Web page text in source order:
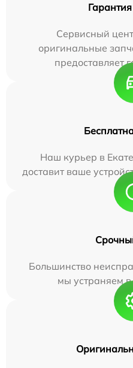
Сервисный
оригинальные
предоставляет
Наш курьер в
доставит ваше
Большинство
мы устраняем в